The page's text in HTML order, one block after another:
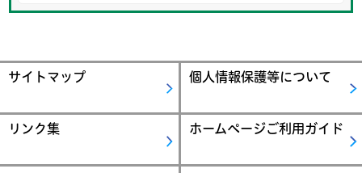
サイトマップ 個人情報保護等について
リンク集 ホームページご利用ガイド